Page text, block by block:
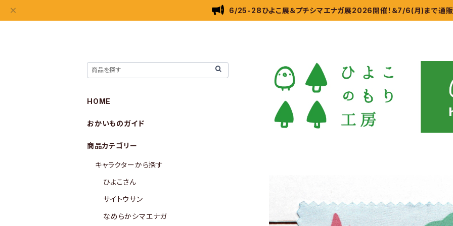
6/25-28ひよこ展＆プチシマエナガ展2026開催！＆7/6(月)まで通
HOME
おかいものガイド
商品カテゴリー
キャラクターから探す
ひよこさん
サイトウサン
なめらかシマエナガ